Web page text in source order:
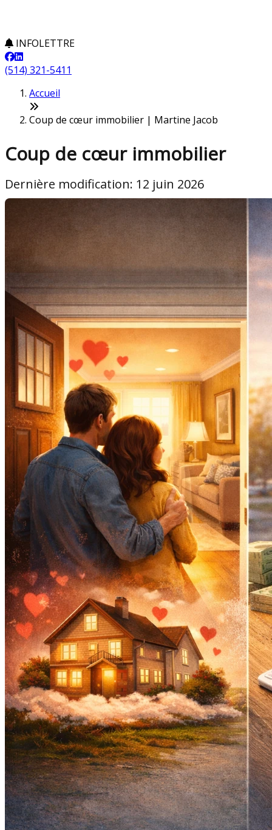
INFOLETTRE
(514) 321-5411
Accueil
Coup de cœur immobilier | Martine Jacob
Coup de cœur immobilier
Dernière modification: 12 juin 2026